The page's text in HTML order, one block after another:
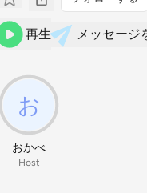
再生 メッセージ
おかべ
Host